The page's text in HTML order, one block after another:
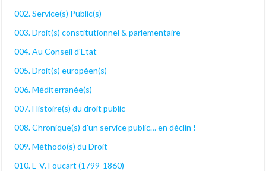
002. Service(s) Public(s)
003. Droit(s) constitutionnel & parlementaire
004. Au Conseil d'Etat
005. Droit(s) européen(s)
006. Méditerranée(s)
007. Histoire(s) du droit public
008. Chronique(s) d'un service public… en déclin !
009. Méthodo(s) du Droit
010. E-V. Foucart (1799-1860)